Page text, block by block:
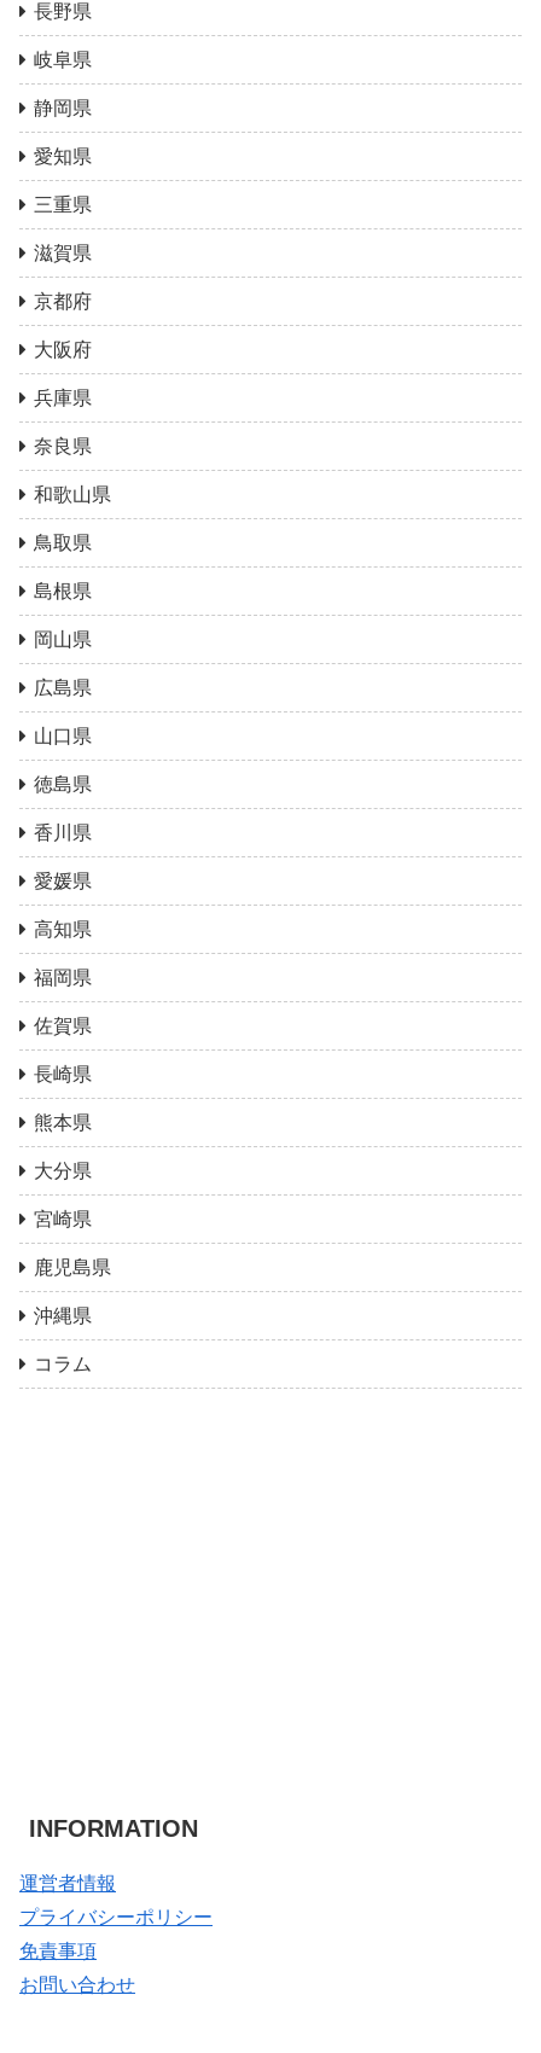
長野県
岐阜県
静岡県
愛知県
三重県
滋賀県
京都府
大阪府
兵庫県
奈良県
和歌山県
鳥取県
島根県
岡山県
広島県
山口県
徳島県
香川県
愛媛県
高知県
福岡県
佐賀県
長崎県
熊本県
大分県
宮崎県
鹿児島県
沖縄県
コラム
INFORMATION
運営者情報
プライバシーポリシー
免責事項
お問い合わせ